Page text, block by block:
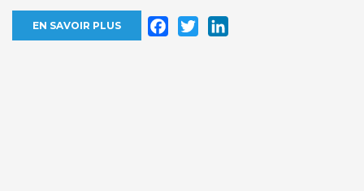
EN SAVOIR PLUS Facebook
Twitter